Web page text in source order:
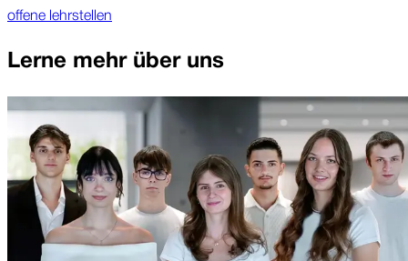
offene lehrstellen
Lerne mehr über uns